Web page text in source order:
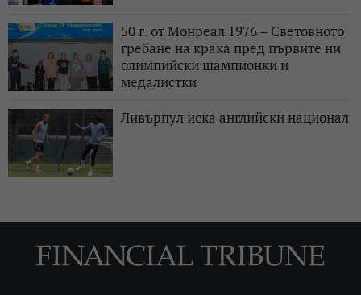
50 г. от Монреал 1976 – Световното
гребане на крака пред първите ни
олимпийски шампионки и
медалистки
Ливърпул иска английски национал